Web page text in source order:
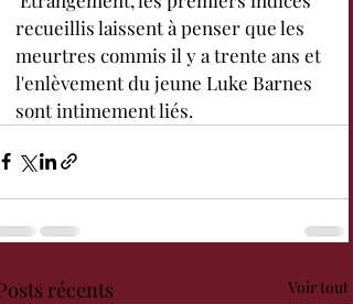
recueillis laissent à penser que les
meurtres commis il y a trente ans et
l'enlèvement du jeune Luke Barnes
sont intimement liés.
récents Voir tout